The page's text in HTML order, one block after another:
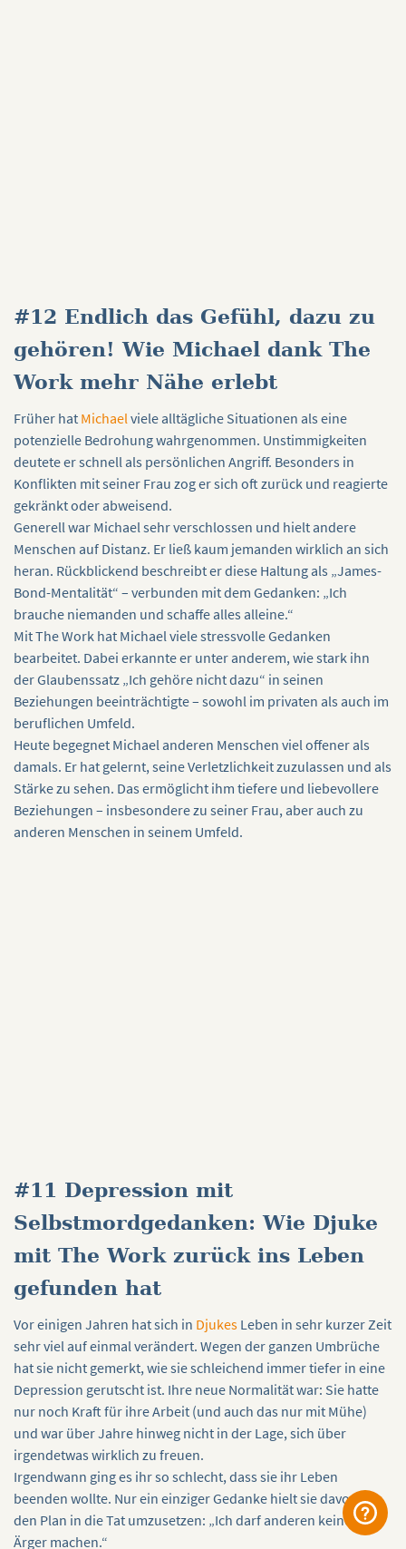
#12 Endlich das Gefühl, dazu zu
gehören! Wie Michael dank The
Work mehr Nähe erlebt
Früher hat Michaelviele alltägliche Situationen als eine
potenzielle Bedrohung wahrgenommen. Unstimmigkeiten
deutete er schnell als persönlichen Angriff. Besonders in
Konflikten mit seiner Frau zog er sich oft zurück und reagierte
gekränkt oder abweisend.
Generell war Michael sehr verschlossen und hielt andere
Menschen auf Distanz. Er ließ kaum jemanden wirklich an sich
heran. Rückblickend beschreibt er diese Haltung als „James-
Bond-Mentalität“ – verbunden mit dem Gedanken: „Ich
brauche niemanden und schaffe alles alleine.“
Mit The Work hat Michael viele stressvolle Gedanken
bearbeitet. Dabei erkannte er unter anderem, wie stark ihn
der Glaubenssatz „Ich gehöre nicht dazu“ in seinen
Beziehungen beeinträchtigte – sowohl im privaten als auch im
beruflichen Umfeld.
Heute begegnet Michael anderen Menschen viel offener als
damals. Er hat gelernt, seine Verletzlichkeit zuzulassen und als
Stärke zu sehen. Das ermöglicht ihm tiefere und liebevollere
Beziehungen – insbesondere zu seiner Frau, aber auch zu
anderen Menschen in seinem Umfeld.
#11 Depression mit
Selbstmordgedanken: Wie Djuke
mit The Work zurück ins Leben
gefunden hat
Vor einigen Jahren hat sich in Djukes Leben in sehr kurzer Zeit
sehr viel auf einmal verändert. Wegen der ganzen Umbrüche
hat sie nicht gemerkt, wie sie schleichend immer tiefer in eine
Depression gerutscht ist. Ihre neue Normalität war: Sie hatte
nur noch Kraft für ihre Arbeit (und auch das nur mit Mühe)
und war über Jahre hinweg nicht in der Lage, sich über
irgendetwas wirklich zu freuen.
Irgendwann ging es ihr so schlecht, dass sie ihr Leben
beenden wollte. Nur ein einziger Gedanke hielt sie davon ab,
den Plan in die Tat umzusetzen: „Ich darf anderen keinen
Ärger machen.“